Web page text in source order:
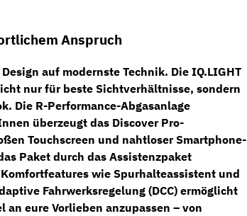
Anspruch
auf modernste Technik. Die IQ.LIGHT
nur für beste Sichtverhältnisse, sondern
Die R-Performance-Abgasanlage
überzeugt das Discover Pro-
Touchscreen und nahtloser Smartphone-
Paket durch das Assistenzpaket
wie Spurhalteassistent und
Fahrwerksregelung (DCC) ermöglicht
eure Vorlieben anzupassen – von